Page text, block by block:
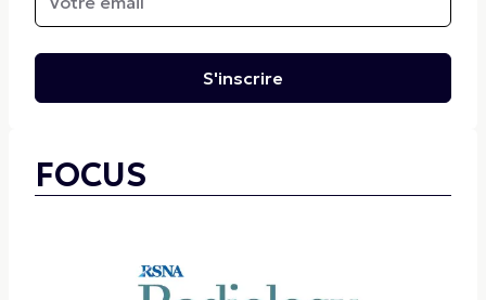
S'inscrire
FOCUS